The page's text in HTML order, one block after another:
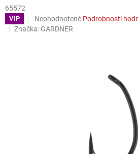
65572
VIP Priemerné hodnotenie produktu
Neohodnotené Podrobnosti
Značka: GARDNER